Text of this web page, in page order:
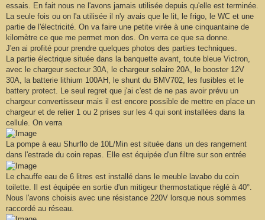
g
essais. En fait nous ne l'avons jamais utilisée depuis qu'elle est terminée.
La seule fois ou on l'a utilisée il n'y avais que le lit, le frigo, le WC et une
partie de l'électricité. On va faire une petite virée à une cinquantaine de
kilomètre ce que me permet mon dos. On verra ce que sa donne.
J'en ai profité pour prendre quelques photos des parties techniques.
La partie électrique située dans la banquette avant, toute bleue Victron,
avec le chargeur secteur 30A, le chargeur solaire 20A, le booster 12V
30A, la batterie lithium 100AH, le shunt du BMV702, les fusibles et le
battery protect. Le seul regret que j'ai c'est de ne pas avoir prévu un
chargeur convertisseur mais il est encore possible de mettre en place un
chargeur et de relier 1 ou 2 prises sur les 4 qui sont installées dans la
cellule. On verra
La pompe à eau Shurflo de 10L/Min est située dans un des rangement
dans l'estrade du coin repas. Elle est équipée d'un filtre sur son entrée
Le chauffe eau de 6 litres est installé dans le meuble lavabo du coin
toilette. Il est équipée en sortie d'un mitigeur thermostatique réglé à 40°.
Nous l'avons choisis avec une résistance 220V lorsque nous sommes
raccordé au réseau.